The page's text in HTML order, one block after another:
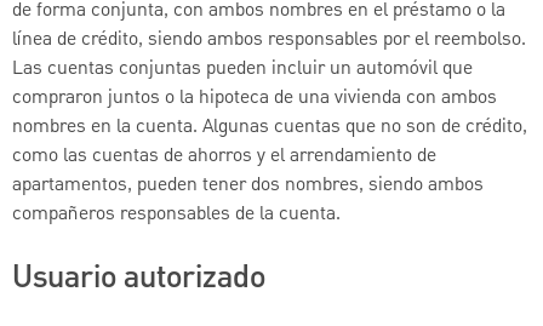
de forma conjunta, con ambos nombres en el préstamo o la
línea de crédito, siendo ambos responsables por el reembolso.
Las cuentas conjuntas pueden incluir un automóvil que
compraron juntos o la hipoteca de una vivienda con ambos
nombres en la cuenta. Algunas cuentas que no son de crédito,
como las cuentas de ahorros y el arrendamiento de
apartamentos, pueden tener dos nombres, siendo ambos
compañeros responsables de la cuenta.
Usuario autorizado